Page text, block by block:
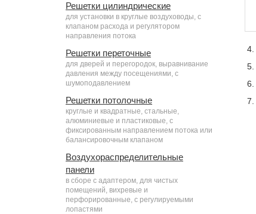
Решетки цилиндрические
для установки в круглые воздуховоды, с
клапаном расхода и регулятором
направления потока
Решетки переточные
для дверей и перегородок, выравнивание
давления между посещениями, с
шумоподавлением
Решетки потолочные
круглые и квадратные, стальные,
алюминиевые и пластиковые, с
фиксированным направлением потока или
балансировочным клапаном
Воздухораспределительные
панели
в сборе с адаптером, для чистых
помещений, вихревые и
перфорированные, с регулируемыми
лопастями